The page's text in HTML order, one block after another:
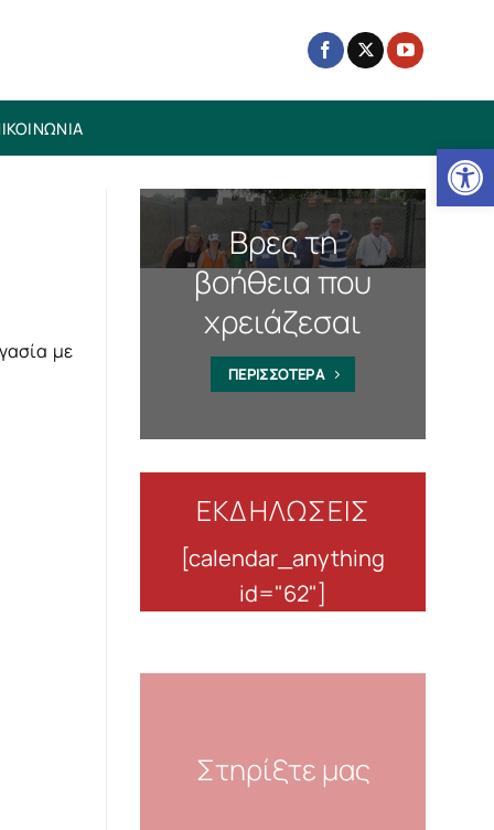
με
Βρες τη
βοήθεια που
χρειάζεσαι
ΠΕΡΙΣΣΟΤΕΡΑ
ΕΚΔΗΛΩΣΕΙΣ
[calendar_anything
id="62"]
Στηρίξτε μας